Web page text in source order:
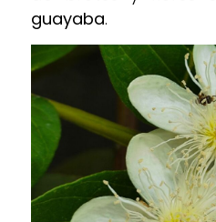
guayaba.